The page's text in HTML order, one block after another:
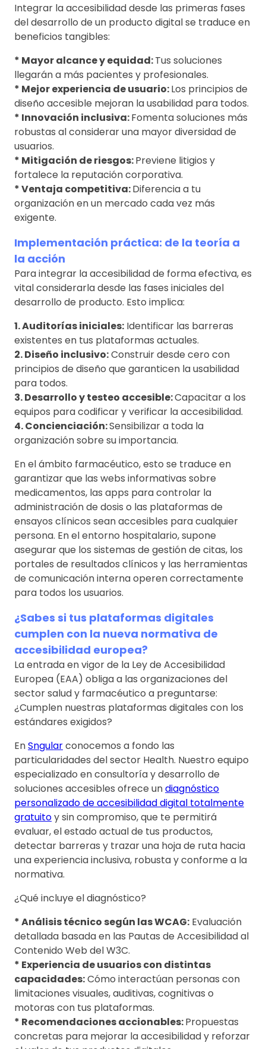
Integrar la accesibilidad desde las primeras fases
del desarrollo de un producto digital se traduce en
beneficios tangibles:
* Mayor alcance y equidad:Tus soluciones
llegarán a más pacientes y profesionales.
* Mejor experiencia de usuario:Los principios de
diseño accesible mejoran la usabilidad para todos.
* Innovación inclusiva:Fomenta soluciones más
robustas al considerar una mayor diversidad de
usuarios.
* Mitigación de riesgos:Previene litigios y
fortalece la reputación corporativa.
* Ventaja competitiva:Diferencia a tu
organización en un mercado cada vez más
exigente.
Implementación práctica: de la teoría a
la acción
Para integrar la accesibilidad de forma efectiva, es
vital considerarla desde las fases iniciales del
desarrollo de producto. Esto implica:
1. Auditorías iniciales: Identificar las barreras
existentes en tus plataformas actuales.
2. Diseño inclusivo:Construir desde cero con
principios de diseño que garanticen la usabilidad
para todos.
3. Desarrollo y testeo accesible:Capacitar a los
equipos para codificar y verificar la accesibilidad.
4. Concienciación:Sensibilizar a toda la
organización sobre su importancia.
En el ámbito farmacéutico, esto se traduce en
garantizar que las webs informativas sobre
medicamentos, las apps para controlar la
administración de dosis o las plataformas de
ensayos clínicos sean accesibles para cualquier
persona. En el entorno hospitalario, supone
asegurar que los sistemas de gestión de citas, los
portales de resultados clínicos y las herramientas
de comunicación interna operen correctamente
para todos los usuarios.
¿Sabes si tus plataformas digitales
cumplen con la nueva normativa de
accesibilidad europea?
La entrada en vigor de la Ley de Accesibilidad
Europea (EAA) obliga a las organizaciones del
sector salud y farmacéutico a preguntarse:
¿Cumplen nuestras plataformas digitales con los
estándares exigidos?
EnSngularconocemos a fondo las
particularidades del sector Health. Nuestro equipo
especializado en consultoría y desarrollo de
soluciones accesibles ofrece undiagnóstico
personalizado de accesibilidad digital totalmente
gratuitoy sin compromiso, que te permitirá
evaluar, el estado actual de tus productos,
detectar barreras y trazar una hoja de ruta hacia
una experiencia inclusiva, robusta y conforme a la
normativa.
¿Qué incluye el diagnóstico?
* Análisis técnico según las WCAG: Evaluación
detallada basada en las Pautas de Accesibilidad al
Contenido Web del W3C.
* Experiencia de usuarios con distintas
capacidades:Cómo interactúan personas con
limitaciones visuales, auditivas, cognitivas o
motoras con tus plataformas.
* Recomendaciones accionables:Propuestas
concretas para mejorar la accesibilidad y reforzar